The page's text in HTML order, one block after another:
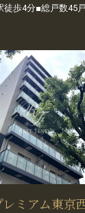
徒歩4分■総戸数45
レミアム東京